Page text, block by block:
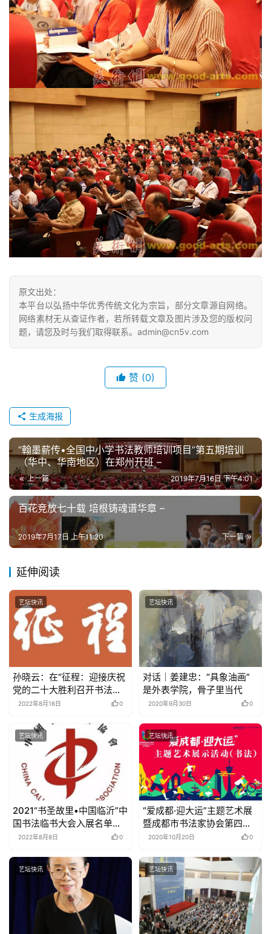
用
的
字
一
百
原文出处：
本平台以弘扬中华优秀传统文化为宗旨，部分文章源自网络。
网络素材无从查证作者，若所转载文章及图片涉及您的版权问
题，请您及时与我们取得联系。admin@cn5v.com
赞 (0)
生成海报
“翰墨薪传•全国中小学书法教师培训项目”第五期培训
（华中、华南地区）在郑州开班 –
上一篇 2019年7月16日 下午4:01
百花竞放七十载 培根铸魂谱华章 –
下一篇
2019年7月17日 上午11:20
延伸阅读
艺坛快讯
孙晓云：在“征程：迎接庆祝
党的二十大胜利召开书法大
展”开幕式上的致辞
2022年8月16日 0
艺坛快讯
对话｜姜建忠：“具象油画”
是外表学院，骨子里当代
2020年9月30日 0
艺坛快讯
2021“书圣故里•中国临沂”中
国书法临书大会入展名单公
布2022年8月8日 0
艺坛快讯
“爱成都·迎大运”主题艺术展
暨成都市书法家协会第四届
翰墨天府书法展 入展名单
2020年10月20日 0
艺坛快讯 艺坛快讯